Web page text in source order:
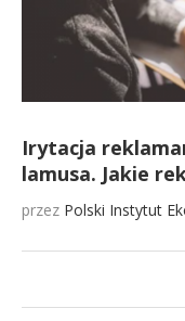
Irytacja
lamusa. Jakie
przez Polski Instytut